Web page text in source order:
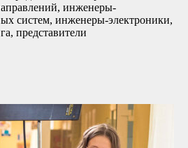
инженеры-
систем, инженеры-электроники,
представители